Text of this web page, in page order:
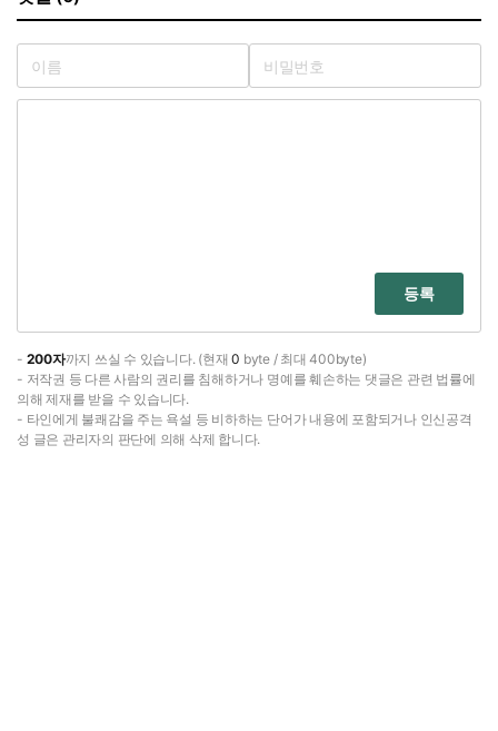
등록
- 200자까지 쓰실 수 있습니다. (현재0 byte / 최대 400byte)
- 저작권 등 다른 사람의 권리를 침해하거나 명예를 훼손하는 댓글은 관련 법률에
의해 제재를 받을 수 있습니다.
- 타인에게 불쾌감을 주는 욕설 등 비하하는 단어가 내용에 포함되거나 인신공격
성 글은 관리자의 판단에 의해 삭제 합니다.